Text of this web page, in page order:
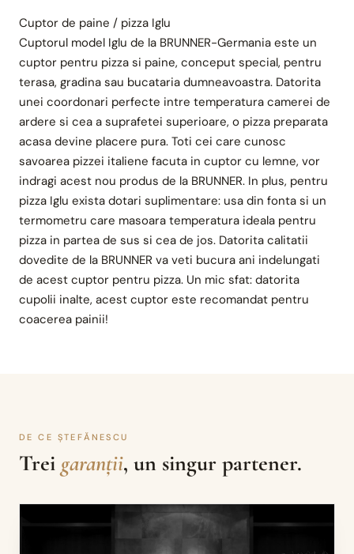
Cuptor de paine / pizza Iglu
Cuptorul model Iglu de la BRUNNER-Germania este un
cuptor pentru pizza si paine, conceput special, pentru
terasa, gradina sau bucataria dumneavoastra. Datorita
unei coordonari perfecte intre temperatura camerei de
ardere si cea a suprafetei superioare, o pizza preparata
acasa devine placere pura. Toti cei care cunosc
savoarea pizzei italiene facuta in cuptor cu lemne, vor
indragi acest nou produs de la BRUNNER. In plus, pentru
pizza Iglu exista dotari suplimentare: usa din fonta si un
termometru care masoara temperatura ideala pentru
pizza in partea de sus si cea de jos. Datorita calitatii
dovedite de la BRUNNER va veti bucura ani indelungati
de acest cuptor pentru pizza. Un mic sfat: datorita
cupolii inalte, acest cuptor este recomandat pentru
coacerea painii!
DE CE ȘTEFĂNESCU
Trei garanții, un singur partener.